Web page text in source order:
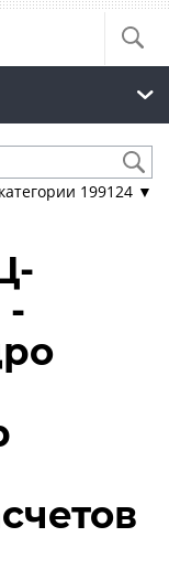
199124 ▼